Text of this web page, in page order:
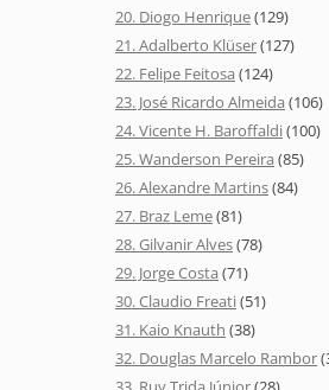
20. Diogo Henrique(129)
21. Adalberto Klüser(127)
22. Felipe Feitosa (124)
23. José Ricardo Almeida (106)
24. Vicente H. Baroffaldi(100)
25. Wanderson Pereira (85)
26. Alexandre Martins(84)
27. Braz Leme(81)
28. Gilvanir Alves(78)
29. Jorge Costa (71)
30. Claudio Freati(51)
31. Kaio Knauth (38)
32. Douglas Marcelo Rambor